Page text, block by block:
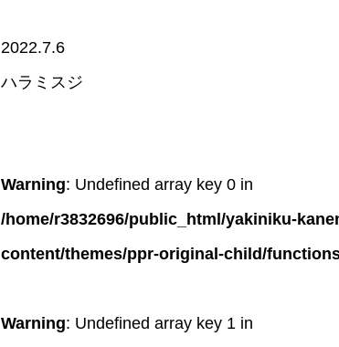
2022.7.6
ハラミスジ
Warning: Undefined array key 0 in
/home/r3832696/public_html/yakiniku-
content/themes/ppr-original-child/
Warning: Undefined array key 1 in